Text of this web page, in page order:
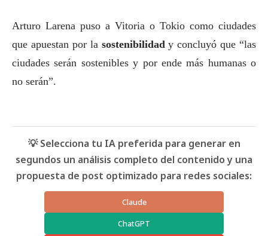
Arturo Larena puso a Vitoria o Tokio como ciudades
que apuestan por la sostenibilidad y concluyó que “las
ciudades serán sostenibles y por ende más humanas o
no serán”.
💡 Selecciona tu IA preferida para generar en
segundos un análisis completo del contenido y una
propuesta de post optimizado para redes sociales:
Claude
ChatGPT